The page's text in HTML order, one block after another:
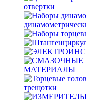
отвертки
МАТЕРИАЛЫ
трещотки